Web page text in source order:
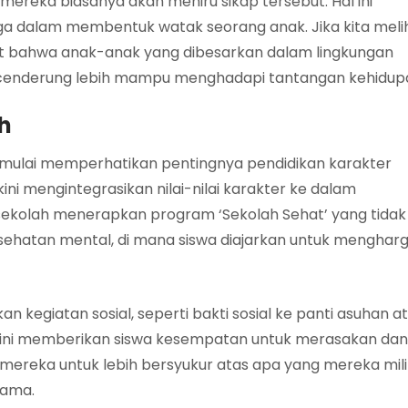
dalam membentuk watak seorang anak. Jika kita
anak-anak yang dibesarkan dalam lingkungan
lebih mampu menghadapi tantangan
memperhatikan pentingnya pendidikan karakter
mengintegrasikan nilai-nilai karakter ke dalam
menerapkan program ‘Sekolah Sehat’ yang tidak
mental, di mana siswa diajarkan untuk
kegiatan sosial, seperti bakti sosial ke panti asuhan
memberikan siswa kesempatan untuk merasakan dan
untuk lebih bersyukur atas apa yang mereka